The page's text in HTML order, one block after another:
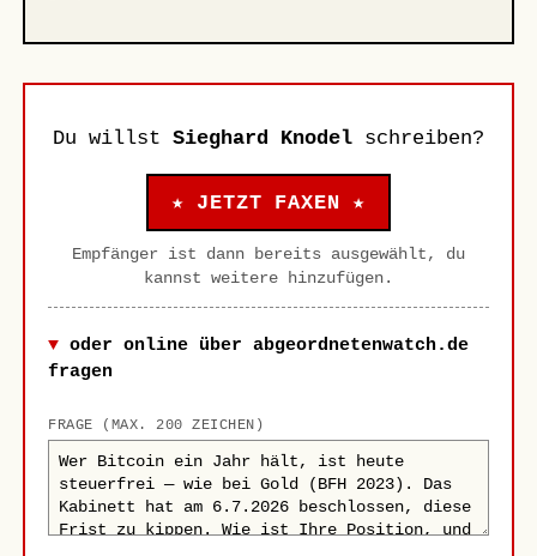
Du willst Sieghard Knodel schreiben?
★ JETZT FAXEN ★
Empfänger ist dann bereits ausgewählt, du
kannst weitere hinzufügen.
oder online über abgeordnetenwatch.de
fragen
FRAGE (MAX. 200 ZEICHEN)